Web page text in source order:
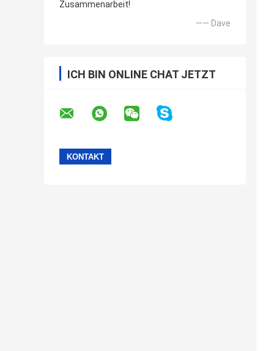
Zusammenarbeit!
—— Dave
ICH BIN ONLINE CHAT JETZT